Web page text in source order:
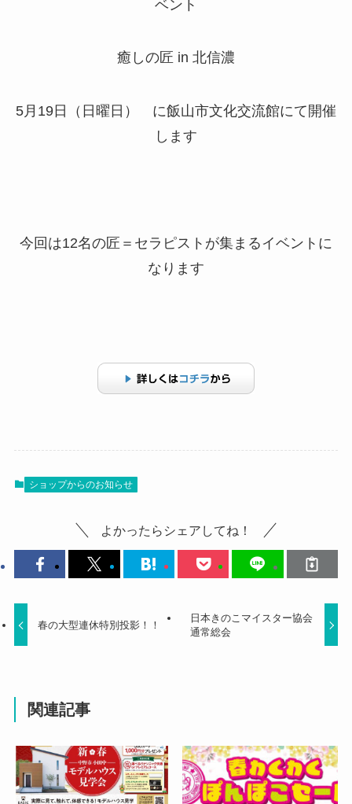
ベント
癒しの匠 in 北信濃
5月19日（日曜日） に飯山市文化交流館にて開催
します
今回は12名の匠＝セラピストが集まるイベントに
なります
ショップからのお知らせ
よかったらシェアしてね！
春の大型連休特別投影！！
日本きのこマイスター協会
通常総会
関連記事